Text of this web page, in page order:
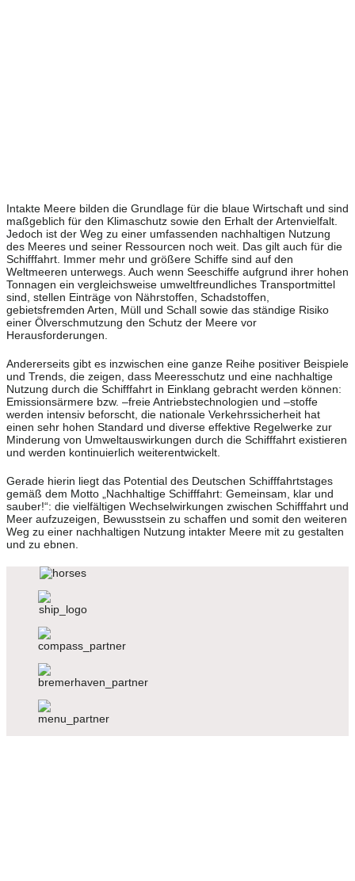
Intakte Meere bilden die Grundlage für die blaue Wirtschaft und sind
maßgeblich für den Klimaschutz sowie den Erhalt der Artenvielfalt.
Jedoch ist der Weg zu einer umfassenden nachhaltigen Nutzung
des Meeres und seiner Ressourcen noch weit. Das gilt auch für die
Schifffahrt. Immer mehr und größere Schiffe sind auf den
Weltmeeren unterwegs. Auch wenn Seeschiffe aufgrund ihrer hohen
Tonnagen ein vergleichsweise umweltfreundliches Transportmittel
sind, stellen Einträge von Nährstoffen, Schadstoffen,
gebietsfremden Arten, Müll und Schall sowie das ständige Risiko
einer Ölverschmutzung den Schutz der Meere vor
Herausforderungen.
Andererseits gibt es inzwischen eine ganze Reihe positiver Beispiele
und Trends, die zeigen, dass Meeresschutz und eine nachhaltige
Nutzung durch die Schifffahrt in Einklang gebracht werden können:
Emissionsärmere bzw. –freie Antriebstechnologien und –stoffe
werden intensiv beforscht, die nationale Verkehrssicherheit hat
einen sehr hohen Standard und diverse effektive Regelwerke zur
Minderung von Umweltauswirkungen durch die Schifffahrt existieren
und werden kontinuierlich weiterentwickelt.
Gerade hierin liegt das Potential des Deutschen Schifffahrtstages
gemäß dem Motto „Nachhaltige Schifffahrt: Gemeinsam, klar und
sauber!“: die vielfältigen Wechselwirkungen zwischen Schifffahrt und
Meer aufzuzeigen, Bewusstsein zu schaffen und somit den weiteren
Weg zu einer nachhaltigen Nutzung intakter Meere mit zu gestalten
und zu ebnen.